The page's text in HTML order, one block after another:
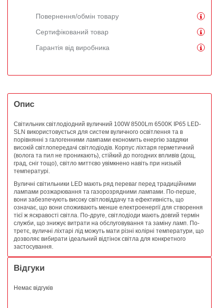
Повернення/обмін товару
Сертифікований товар
Гарантія від виробника
Опис
Світильник світлодіодний вуличний 100W 8500Lm 6500K IP65 LED-
SLN використовується для систем вуличного освітлення та в
порівнянні з галогенними лампами економить енергію завдяки
високій світлопередачі світлодіодів. Корпус ліхтаря герметичний
(волога та пил не проникають), стійкий до погодних впливів (дощ,
град, сніг тощо), світло миттєво увімкнено навіть при низькій
температурі.
Вуличні світильники LED мають ряд переваг перед традиційними
лампами розжарювання та газорозрядними лампами. По-перше,
вони забезпечують високу світловіддачу та ефективність, що
означає, що вони споживають менше електроенергії для створення
тієї ж яскравості світла. По-друге, світлодіоди мають довгий термін
служби, що знижує витрати на обслуговування та заміну ламп. По-
третє, вуличні ліхтарі лід можуть мати різні колірні температури, що
дозволяє вибирати ідеальний відтінок світла для конкретного
застосування.
Відгуки
Немає відгуків